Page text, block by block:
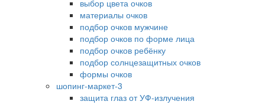
выбор цвета очков
материалы очков
подбор очков мужчине
подбор очков по форме лица
подбор очков ребёнку
подбор солнцезащитных очков
формы очков
шопинг-маркет-3
защита глаз от УФ-излучения